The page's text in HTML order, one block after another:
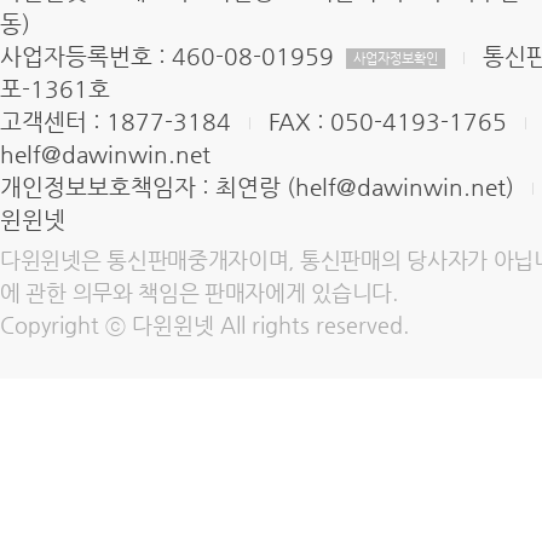
동)
사업자등록번호 : 460-08-01959
사업자정보확인
통신
포-1361호
고객센터 : 1877-3184
FAX : 050-4193-1765
helf@dawinwin.net
개인정보보호책임자 : 최연랑 (helf@dawinwin.net)
윈윈넷
다윈윈넷은 통신판매중개자이며, 통신판매의 당사자가 아
에 관한 의무와 책임은 판매자에게 있습니다.
Copyright ⓒ 다윈윈넷 All rights reserved.